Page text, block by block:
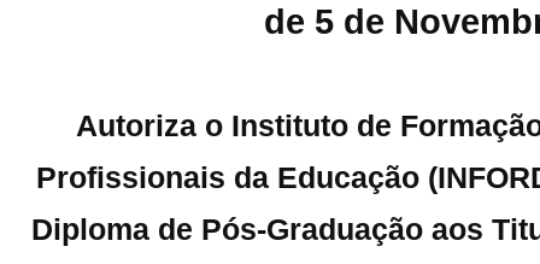
de 5 de
Autoriza o Instituto de
Profissionais da Educação
Diploma de Pós-Graduação aos